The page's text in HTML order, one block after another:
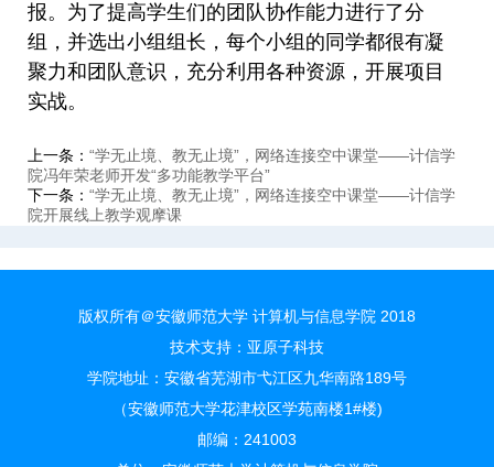
报。为了提高学生们的团队协作能力进行了分
组，并选出小组组长，每个小组的同学都很有凝
聚力和团队意识，充分利用各种资源，开展项目
实战。
上一条： “学无止境、教无止境”，网络连接空中课堂——计信学
院冯年荣老师开发“多功能教学平台”
下一条： “学无止境、教无止境”，网络连接空中课堂——计信学
院开展线上教学观摩课
版权所有＠安徽师范大学 计算机与信息学院 2018
技术支持： 亚原子科技
学院地址：安徽省芜湖市弋江区九华南路189号
（安徽师范大学花津校区学苑南楼1#楼)
邮编：241003